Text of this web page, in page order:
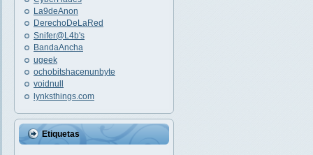
La9deAnon
DerechoDeLaRed
Snifer@L4b's
BandaAncha
ugeek
ochobitshacenunbyte
voidnull
lynksthings.com
Etiquetas